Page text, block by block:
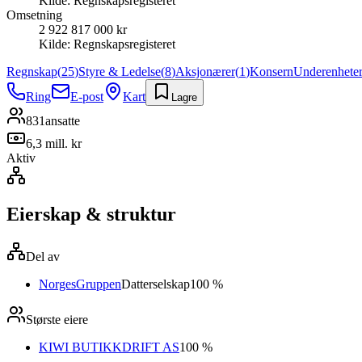
Omsetning
2 922 817 000 kr
Kilde: Regnskapsregisteret
Regnskap(25)Styre & Ledelse(8)Aksjonærer(1)KonsernUnderenheter
Ring
E-post Kart Lagre
831ansatte
6,3 mill. kr
Aktiv
Eierskap & struktur
Del av
NorgesGruppenDatterselskap100 %
Største eiere
KIWI BUTIKKDRIFT AS100 %